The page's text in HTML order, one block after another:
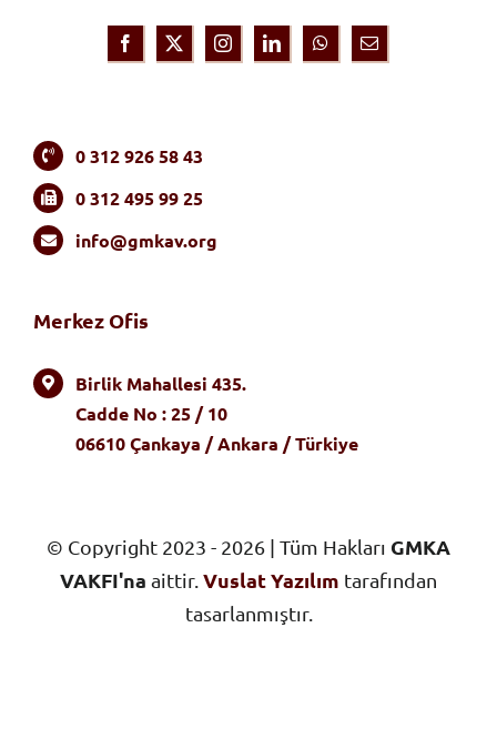
0 312 926 58 43
0 312 495 99 25
info@gmkav.org
Merkez Ofis
Birlik Mahallesi 435.
Cadde No : 25 / 10
06610 Çankaya / Ankara / Türkiye
© Copyright 2023 - 2026 | Tüm Hakları GMKA
VAKFI'na aittir. Vuslat Yazılım tarafından
tasarlanmıştır.